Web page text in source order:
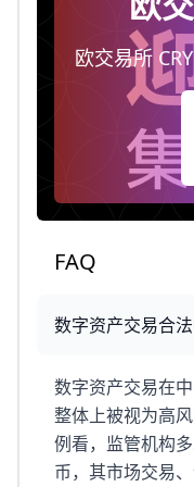
写即
佣
欧交易所
FAQ
数字资产交易合
数字资产交易在
整体上被视为高
例看，监管机构
币，其市场交易